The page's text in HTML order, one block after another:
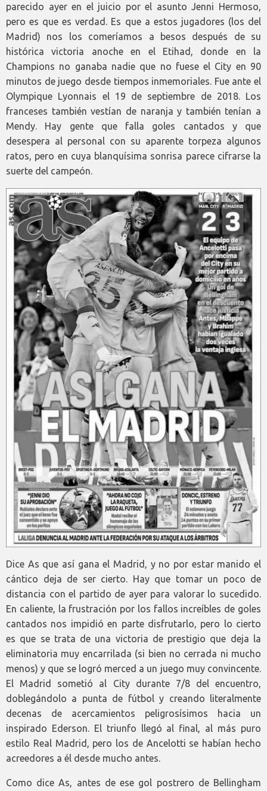
parecido ayer en el juicio por el asunto Jenni Hermoso,
pero es que es verdad. Es que a estos jugadores (los del
Madrid) nos los comeríamos a besos después de su
histórica victoria anoche en el Etihad, donde en la
Champions no ganaba nadie que no fuese el City en 90
minutos de juego desde tiempos inmemoriales. Fue ante el
Olympique Lyonnais el 19 de septiembre de 2018. Los
franceses también vestían de naranja y también tenían a
Mendy. Hay gente que falla goles cantados y que
desespera al personal con su aparente torpeza algunos
ratos, pero en cuya blanquísima sonrisa parece cifrarse la
suerte del campeón.
Dice As que así gana el Madrid, y no por estar manido el
cántico deja de ser cierto. Hay que tomar un poco de
distancia con el partido de ayer para valorar lo sucedido.
En caliente, la frustración por los fallos increíbles de goles
cantados nos impidió en parte disfrutarlo, pero lo cierto
es que se trata de una victoria de prestigio que deja la
eliminatoria muy encarrilada (si bien no cerrada ni mucho
menos) y que se logró merced a un juego muy convincente.
El Madrid sometió al City durante 7/8 del encuentro,
doblegándolo a punta de fútbol y creando literalmente
decenas de acercamientos peligrosísimos hacia un
inspirado Ederson. El triunfo llegó al final, al más puro
estilo Real Madrid, pero los de Ancelotti se habían hecho
acreedores a él desde mucho antes.
Como dice As, antes de ese gol postrero de Bellingham